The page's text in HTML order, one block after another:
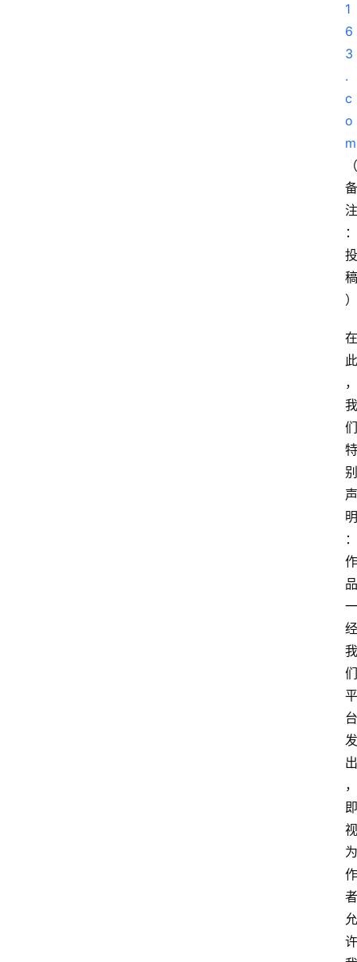
1
6
3
.
c
o
m
（
备
注
：
投
稿
）
在
此
，
我
们
特
别
声
明
：
作
品
一
经
我
们
平
台
发
出
，
即
视
为
作
者
允
许